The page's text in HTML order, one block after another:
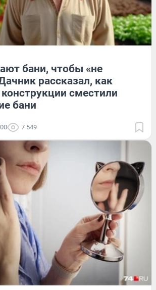
бани, чтобы «не
рассказал, как
сместили
бани
7 549